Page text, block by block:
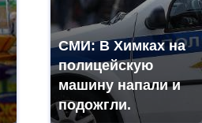
СМИ: В Химках на
полицейскую
машину напали и
подожгли.